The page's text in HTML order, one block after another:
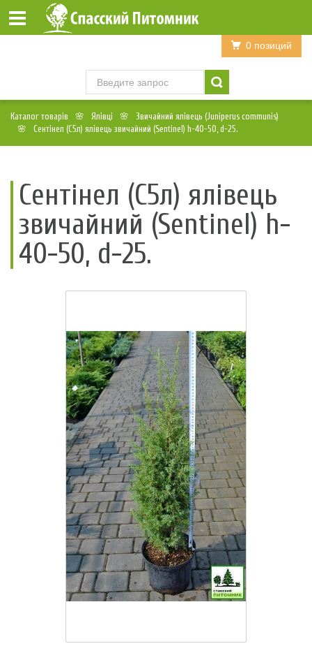
Войти Регистрация
0 позиций
Каталог товарів Ялівці
Звичайний ялівець (Juniperus communis)
Сентінел (С5л) ялівець звичайний (Sentinel) h-40-50, d-25.
Сентінел (С5л) ялівець
звичайний (Sentinel) h-
40-50, d-25.